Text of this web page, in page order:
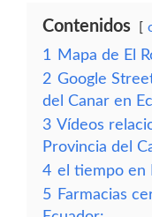
Contenidos
1
Mapa de El
2 Google
del Canar en
3 Vídeos
Provincia del
4 el tiempo en
5 Farmacias